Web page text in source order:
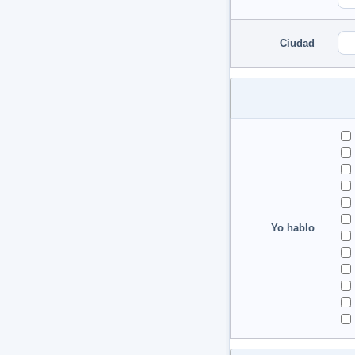
Ciudad
Yo hablo